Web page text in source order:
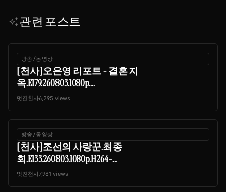
auto_awesome관련 포스트
방송/동영상
[천사]오은영 리포트 - 결혼 지
옥.E179.260803.1080p....
멋진천사6,295 views
방송/동영상
[천사]조선의 사랑꾼.최종
회.E133.260803.1080p.H264-...
멋진천사7,981 views